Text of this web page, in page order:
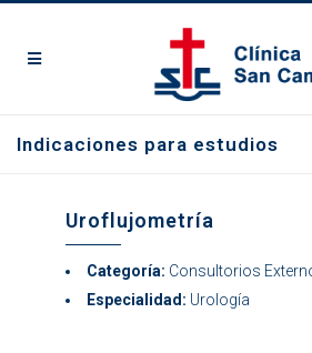
Indicaciones para estudios
Uroflujometría
Categoría: Consultorios
Especialidad: Urología